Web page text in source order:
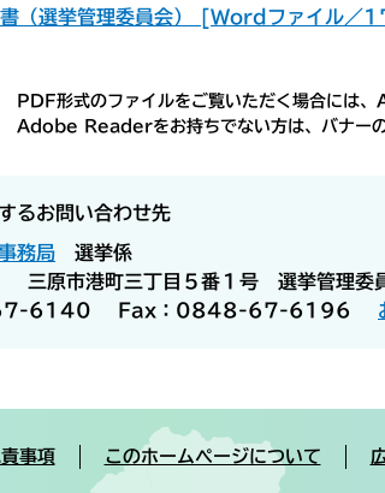
書（選挙管理委員会） [Wordファイル／
PDF形式のファイルをご覧いただく場合には
Adobe Readerをお持ちでない方は、バナーの
るお問い合わせ先
務局
選挙係
三原市港町三丁目５番１号 選挙管理委
6140
Fax：0848-67-6196
事項 このホームページについて